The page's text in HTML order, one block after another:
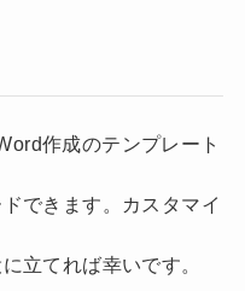
作成のテンプレート
できます。カスタマイ
立てれば幸いです。